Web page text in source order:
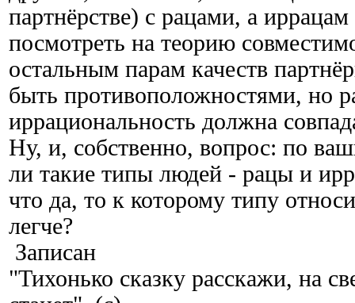
партнёрстве) с рацами, а
посмотреть на теорию
остальным парам качеств
быть противоположностями, но
иррациональность должна
Ну, и, собственно, вопрос: по
ли такие типы людей - рацы и
что да, то к которому типу
легче?
Записан
"Тихонько сказку расскажи, на